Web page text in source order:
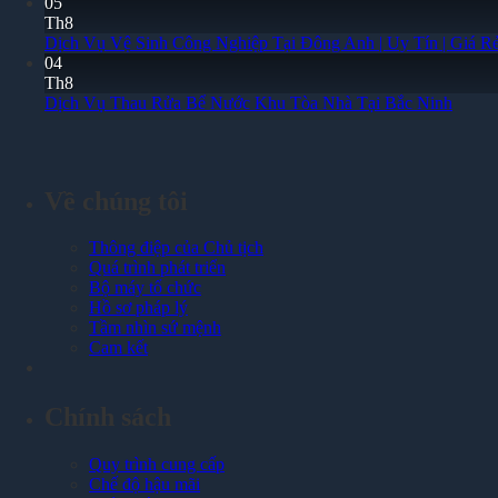
Th8
Dịch Vụ Vệ Sinh Công Nghiệp Tại Đông Anh | Uy Tín | Giá
04
Th8
Dịch Vụ Thau Rửa Bể Nước Khu Tòa Nhà Tại Bắc Ninh
Thông điệp của Chủ tịch
Quá trình phát triển
Bộ máy tổ chức
Hồ sơ pháp lý
Tầm nhìn sứ mệnh
Cam kết
Quy trình cung cấp
Chế độ hậu mãi